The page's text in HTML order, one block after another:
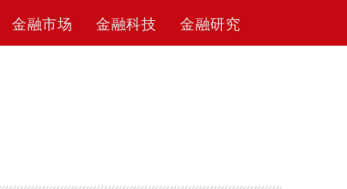
金融市场 金融科技 金融研究